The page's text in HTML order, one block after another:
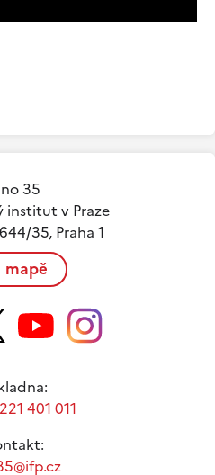
35
institut v Praze
35, Praha 1
mapě
401 011